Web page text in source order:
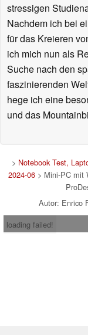
stressigen
Nachdem ich bei
für das Kreieren
ich mich nun als
Suche nach den
faszinierenden
hege ich eine
und das
> Notebook Test,
2024-06> Mini-PC mit
Autor: Enrico
loading failed!